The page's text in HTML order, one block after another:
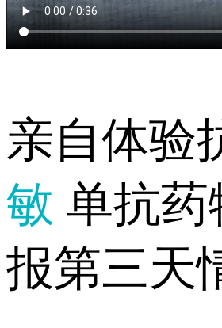
亲自体验
敏 单抗药
报第三天